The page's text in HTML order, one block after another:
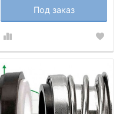
Под заказ